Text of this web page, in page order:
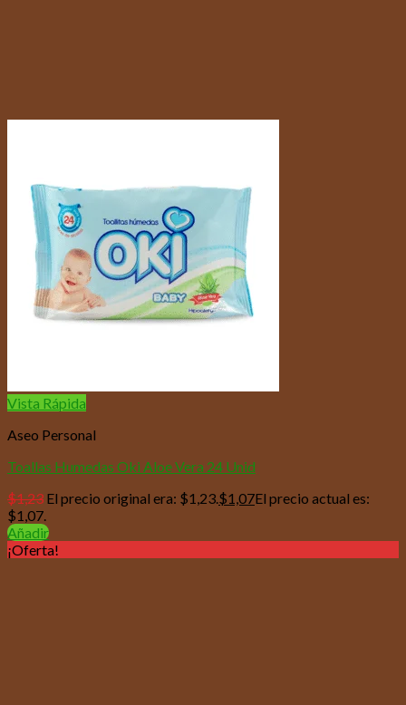
Vista Rápida
Aseo Personal
Toallas Humedas Oki Aloe Vera 24 Unid
$1,23 El precio original era: $1,23. $1,07El precio actual es:
$1,07.
Añadir
¡Oferta!